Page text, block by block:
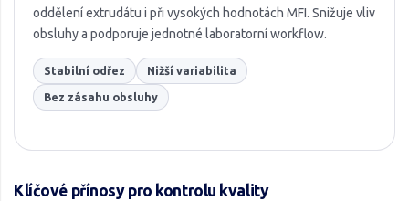
oddělení extrudátu i při vysokých hodnotách MFI. Snižuje vliv
obsluhy a podporuje jednotné laboratorní workflow.
Stabilní odřez Nižší variabilita
Bez zásahu obsluhy
Klíčové přínosy pro kontrolu kvality